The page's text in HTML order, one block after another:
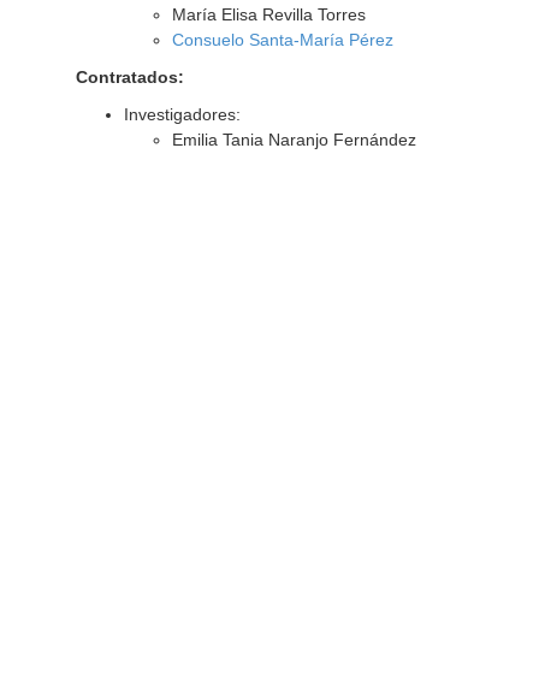
María Elisa Revilla Torres
Consuelo Santa-María Pérez
Contratados:
Investigadores:
Emilia Tania Naranjo Fernández